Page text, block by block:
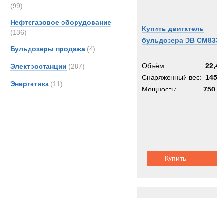
(99)
Нефтегазовое оборудование
(136)
Бульдозеры продажа (4)
Электростанции (287)
Энергетика (11)
Купить двигатель
бульдозера DB
Объём:
Снаряженный вес:
Мощность:
750
Купить